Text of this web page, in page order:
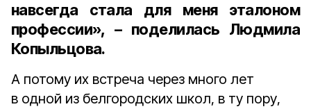
навсегда стала для меня эталоном
профессии», – поделилась Людмила
Копыльцова.
А потому их встреча через много лет
в одной из белгородских школ, в ту пору,